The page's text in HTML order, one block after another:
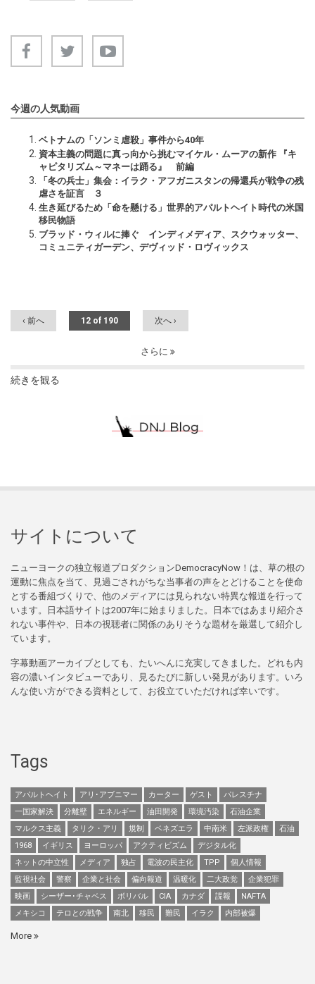
今週の人気動画
ベトナムの「ソンミ虐殺」事件から40年
資本主義の問題に真っ向から挑むマイケル・ムーアの新作 『キ
ャピタリズム～マネーは踊る』 前編
「冬の兵士」集会：イラク・アフガニスタンの帰還兵が戦争の残
虐さを証言 ３
生き延びるため「命を懸ける」世界的アパルトヘイト時代の米国
移民物語
ブラッド・ウィルに捧ぐ インディメディア、スクウォッター、
コミュニティガーデン、デヴィッド・ロヴィックス
‹ 前へ 12 of 190 次へ ›
さらに
続きを観る
サイトについて
ニューヨークの独立報道プロダクションDemocracyNow！は、草の根の
運動に焦点を当て、見過ごされがちな当事者の声をとどけることを使命
とする番組づくりで、他のメディアには見られない特異な報道を行って
います。日本語サイトは2007年に始まりました。日本ではあまり紹介さ
れない事件や、日本の視聴者に関係のありそうな題材を厳選して紹介し
ています。
字幕動画アーカイブとしても、たいへんに充実してきました。どれも内
容の濃いインタビューであり、見るたびに新しい発見があります。いろ
んな使い方ができる資料として、お役立ていただければ幸いです。
Tags
アパルトヘイト アリ･アブニマー カーター ゲスト
パレスチナ
一国家解決
分離壁 エネルギー 油田開発 環境汚染
石油企業
マルクス主義
タリク・アリ 規制 ベネズエラ 中南米 左派政権
石油
1968
イギリス ヨーロッパ アクティビズム
デジタル化
ネットの中立性
メディア 独占 電波の民主化 TPP
個人情報
監視社会
警察 企業と社会 偏向報道 温暖化 二大政党
企業犯罪
映画
シーザー･チャベス ボリバル CIA カナダ 諜報
NAFTA
メキシコ
テロとの戦争 南北 移民 難民 イラク 内部被爆
More